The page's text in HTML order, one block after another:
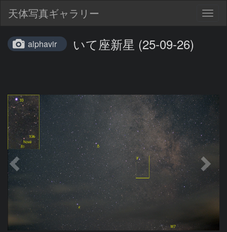
天体写真ギャラリー
alphavir いて座新星 (25-09-26)